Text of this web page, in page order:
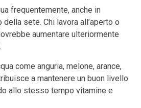
frequentemente, anche in
sete. Chi lavora all’aperto o
aumentare ulteriormente
come anguria, melone, arance,
a mantenere un buon livello
allo stesso tempo vitamine e